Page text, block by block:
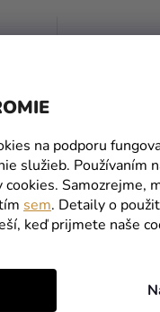
na podporu
služieb. Používaním
Samozrejme,
sem. Detaily o
keď prijmete naše
Balónik